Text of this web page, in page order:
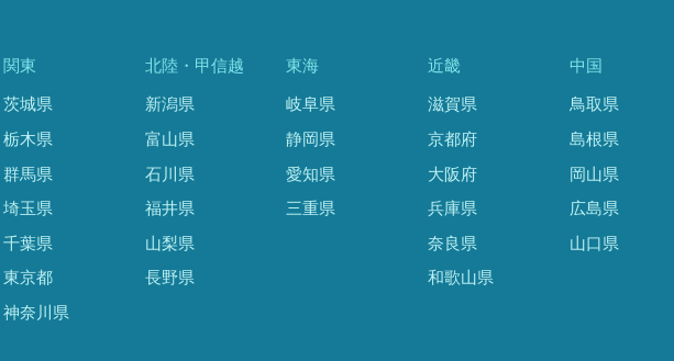
関東
茨城県
栃木県
群馬県
埼玉県
千葉県
東京都
神奈川県
北陸・甲信越
新潟県
富山県
石川県
福井県
山梨県
長野県
東海
岐阜県
静岡県
愛知県
三重県
近畿
滋賀県
京都府
大阪府
兵庫県
奈良県
和歌山県
中国
鳥取県
島根県
岡山県
広島県
山口県